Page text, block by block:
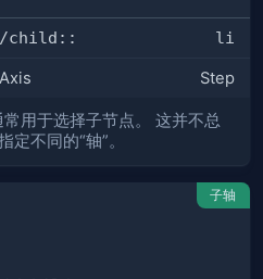
/child:: li
Axis Step
用于选择子节点。 这并不总
定不同的“轴”。
子轴